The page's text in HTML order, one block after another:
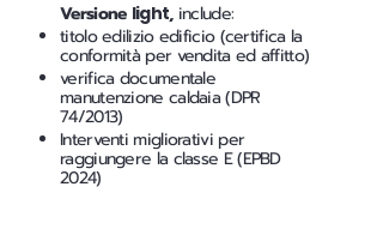
Versione light,include:
titolo edilizio edificio (certifica la
conformità per vendita ed affitto)
verifica documentale
manutenzione caldaia (DPR
74/2013)
Interventi migliorativi per
raggiungere la classe E (EPBD
2024)